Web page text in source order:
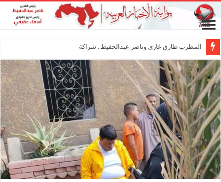
المطرب طارق غازي وناصر عبدالحفيظ.. شراكة فنية ترسم ملام